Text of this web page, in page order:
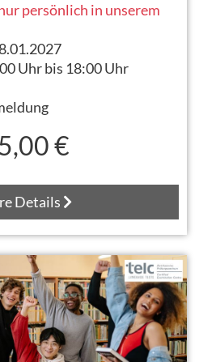
persönlich in unserem
Uhr bis 18:00 Uhr
€
Details